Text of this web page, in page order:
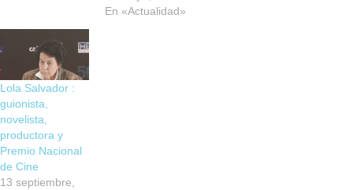
En «Actualidad»
Lola Salvador :
guionista,
novelista,
productora y
Premio Nacional
de Cine
13 septiembre,